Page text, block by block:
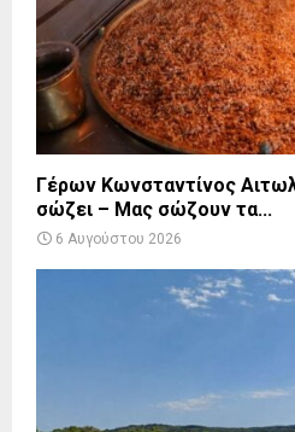
Γέρων Κωνσταντίνος
σώζει – Μας σώζουν τα...
6 Αυγούστου 2026